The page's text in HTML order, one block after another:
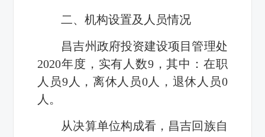
二、机构设置及人员情况
昌吉州政府投资建设项目管理处
2020年度，实有人数9，其中：在职
人员9人，离休人员0人，退休人员0
人。
从决算单位构成看，昌吉回族自